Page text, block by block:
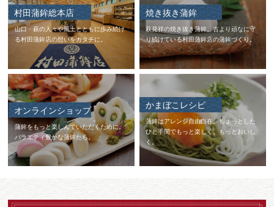
村田蒲鉾総本店
山口・萩の人々や風土とともに歩み続け
る村田蒲鉾店の想いをカタチに。
焼き抜き蒲鉾
萩発祥の焼き抜き蒲鉾。古より頑なに守
り続けている村田蒲鉾店の蒲鉾づくり。
オンラインショップ
蒲鉾をもっと楽しんでいただくために。
バラエティ豊かな蒲鉾たち。
かまぼこレシピ
蒲鉾はアレンジ自由自在。ちょっとした
ひと手間でもっと楽しく、もっとおいし
く。